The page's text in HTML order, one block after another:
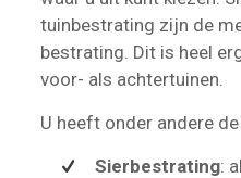
tuinbestrating zijn de
bestrating. Dit is heel
voor- als achtertuinen.
U heeft onder andere
Sierbestrating: